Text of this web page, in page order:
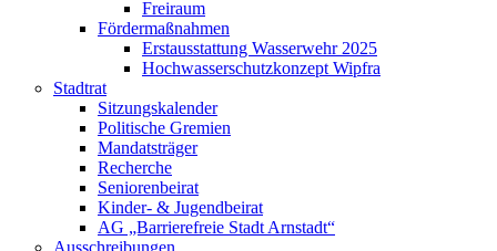
Freiraum
Fördermaßnahmen
Erstausstattung Wasserwehr 2025
Hochwasserschutzkonzept Wipfra
Stadtrat
Sitzungskalender
Politische Gremien
Mandatsträger
Recherche
Seniorenbeirat
Kinder- & Jugendbeirat
AG „Barrierefreie Stadt Arnstadt“
Ausschreibungen